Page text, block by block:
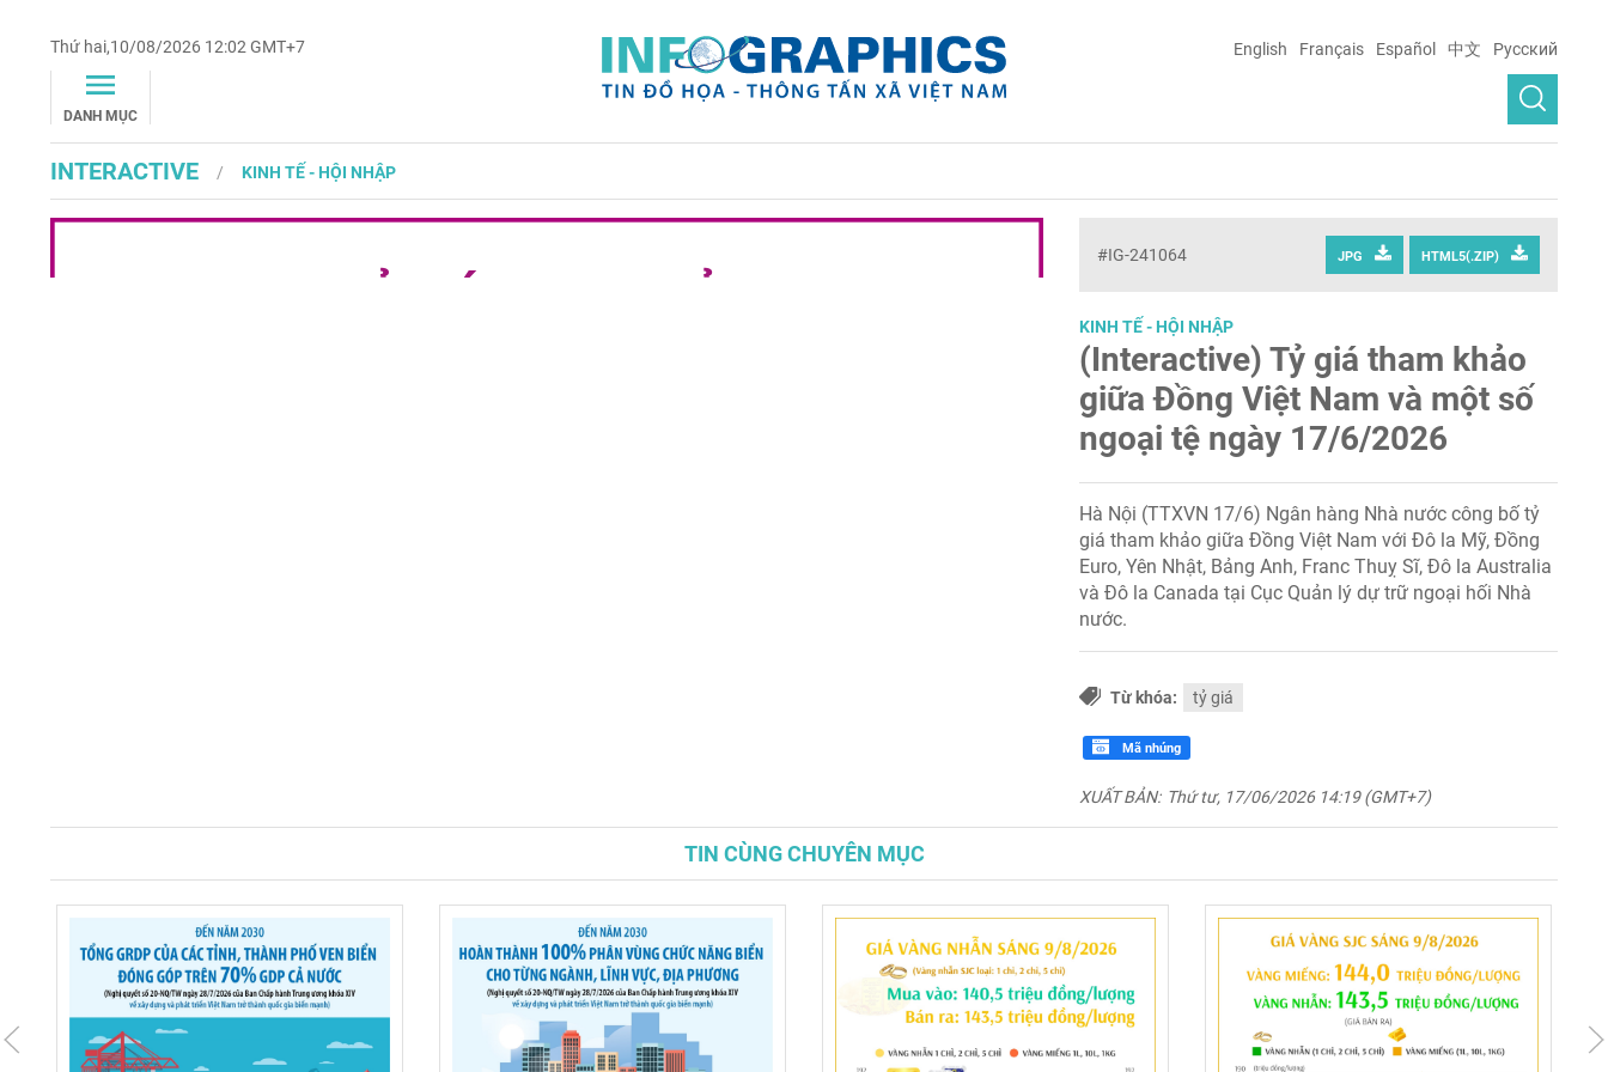
Thứ hai,10/08/2026 12:02 GMT+7
DANH MỤC
English Français Español 中文 Русский
INTERACTIVE KINH TẾ - HỘI NHẬP
#IG-241064 JPG HTML5(.ZIP)
KINH TẾ - HỘI NHẬP
(Interactive) Tỷ giá tham khảo
giữa Đồng Việt Nam và một số
ngoại tệ ngày 17/6/2026
Hà Nội (TTXVN 17/6) Ngân hàng Nhà nước công bố tỷ
giá tham khảo giữa Đồng Việt Nam với Đô la Mỹ, Đồng
Euro, Yên Nhật, Bảng Anh, Franc Thuỵ Sĩ, Đô la Australia
và Đô la Canada tại Cục Quản lý dự trữ ngoại hối Nhà
nước.
Từ khóa: tỷ giá
Mã nhúng
XUẤT BẢN: Thứ tư, 17/06/2026 14:19 (GMT+7)
TIN CÙNG CHUYÊN MỤC